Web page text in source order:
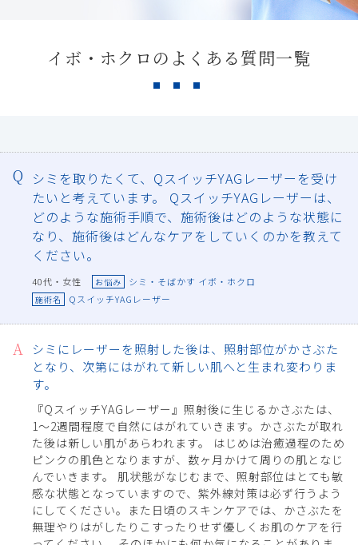
イボ・ホクロのよくある質問一覧
シミを取りたくて、QスイッチYAGレーザーを受け
たいと考えています。 QスイッチYAGレーザーは、
どのような施術手順で、施術後はどのような状態に
なり、施術後はどんなケアをしていくのかを教えて
ください。
40代・女性 お悩み シミ・そばかす イボ・ホクロ
施術名 QスイッチYAGレーザー
シミにレーザーを照射した後は、照射部位がかさぶた
となり、次第にはがれて新しい肌へと生まれ変わりま
す。
『QスイッチYAGレーザー』照射後に生じるかさぶたは、
1～2週間程度で自然にはがれていきます。かさぶたが取れ
た後は新しい肌があらわれます。 はじめは治癒過程のため
ピンクの肌色となりますが、数ヶ月かけて周りの肌となじ
んでいきます。 肌状態がなじむまで、照射部位はとても敏
感な状態となっていますので、紫外線対策は必ず行うよう
にしてください。また日頃のスキンケアでは、かさぶたを
無理やりはがしたりこすったりせず優しくお肌のケアを行